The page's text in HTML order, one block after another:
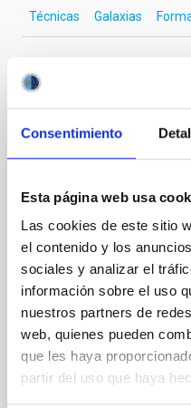
Consentimiento
Esta página web usa
Las cookies de este sitio
el contenido y los
sociales y analizar el
información sobre el uso
nuestros partners de
web, quienes pueden
que les haya
partir del uso que haya
Técnicas
Galaxias
Te puede
Magnetic Field
Cores in the
Core Scales
In a magnetically
we expect to see
field orientation of star-
cloud-scale magnetic
instead, however, that
their angular